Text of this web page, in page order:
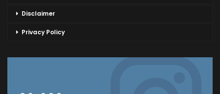
Disclaimer
Privacy Policy